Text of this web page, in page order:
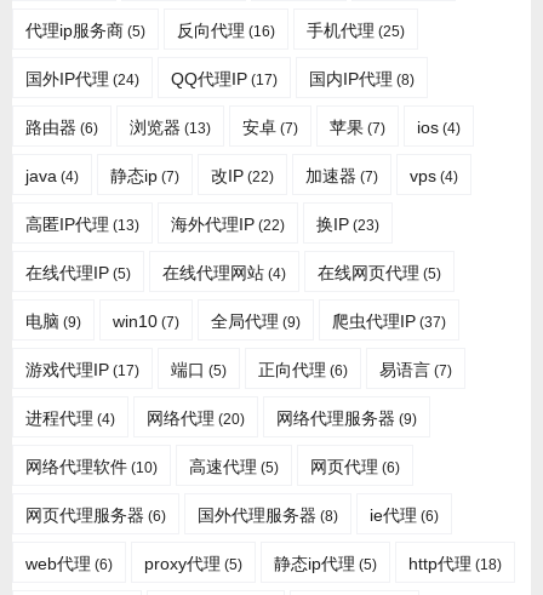
代理ip服务商 (5) 反向代理 (16) 手机代理 (25)
国外IP代理 (24) QQ代理IP (17) 国内IP代理 (8)
路由器 (6) 浏览器 (13) 安卓 (7) 苹果 (7) ios (4)
java (4) 静态ip (7) 改IP (22) 加速器 (7) vps (4)
高匿IP代理 (13) 海外代理IP (22) 换IP (23)
在线代理IP (5) 在线代理网站 (4) 在线网页代理 (5)
电脑 (9) win10 (7) 全局代理 (9) 爬虫代理IP (37)
游戏代理IP (17) 端口 (5) 正向代理 (6) 易语言 (7)
进程代理 (4) 网络代理 (20) 网络代理服务器 (9)
网络代理软件 (10) 高速代理 (5) 网页代理 (6)
网页代理服务器 (6) 国外代理服务器 (8) ie代理 (6)
web代理 (6) proxy代理 (5) 静态ip代理 (5) http代理 (18)